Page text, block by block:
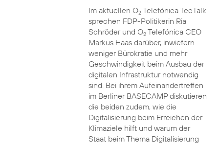
Im aktuellen O2Telefónica TecTalk
sprechen FDP-Politikerin Ria
Schröder und O2Telefónica CEO
Markus Haas darüber, inwiefern
weniger Bürokratie und mehr
Geschwindigkeit beim Ausbau der
digitalen Infrastruktur notwendig
sind. Bei ihrem Aufeinandertreffen
im Berliner BASECAMP diskutieren
die beiden zudem, wie die
Digitalisierung beim Erreichen der
Klimaziele hilft und warum der
Staat beim Thema Digitalisierung